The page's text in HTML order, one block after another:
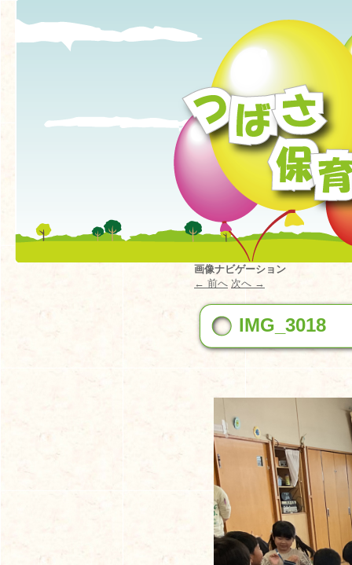
画像ナビゲーション
← 前へ 次へ →
IMG_3018